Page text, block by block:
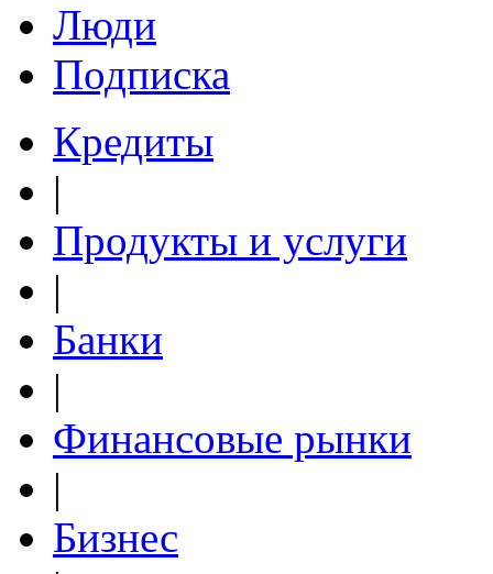
Люди
Подписка
Кредиты
|
Продукты и услуги
|
Банки
|
Финансовые рынки
|
Бизнес